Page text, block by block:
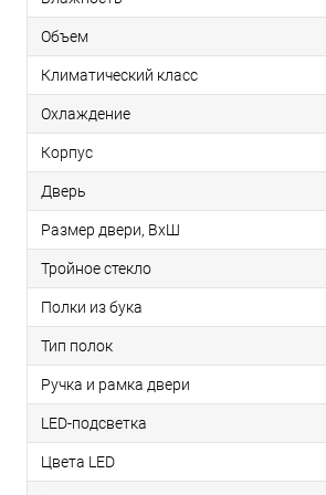
Объем
Климатический класс
Охлаждение
Корпус
Дверь
Размер двери, ВхШ
Тройное стекло
Полки из бука
Тип полок
Ручка и рамка двери
LED-подсветка
Цвета LED